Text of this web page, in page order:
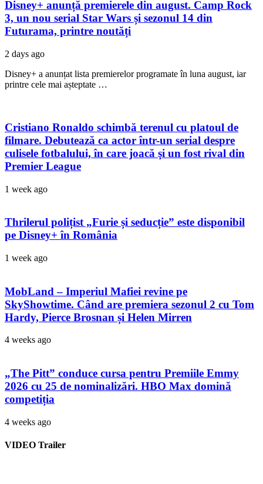
Disney+ anunță premierele din august. Camp Rock
3, un nou serial Star Wars și sezonul 14 din
Futurama, printre noutăți
2 days ago
Disney+ a anunțat lista premierelor programate în luna august, iar
printre cele mai așteptate …
Cristiano Ronaldo schimbă terenul cu platoul de
filmare. Debutează ca actor într-un serial despre
culisele fotbalului, în care joacă şi un fost rival din
Premier League
1 week ago
Thrilerul polițist „Furie și seducție” este disponibil
pe Disney+ în România
1 week ago
MobLand – Imperiul Mafiei revine pe
SkyShowtime. Când are premiera sezonul 2 cu Tom
Hardy, Pierce Brosnan și Helen Mirren
4 weeks ago
„The Pitt” conduce cursa pentru Premiile Emmy
2026 cu 25 de nominalizări. HBO Max domină
competiția
4 weeks ago
VIDEO Trailer